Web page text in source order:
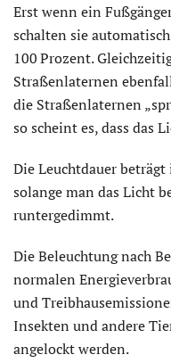
Erst wenn ein
schalten sie
100 Prozent.
Straßenlaternen
die Straßenlaternen
so scheint es, dass das
Die Leuchtdauer
solange man das Licht
runtergedimmt.
Die Beleuchtung nach
normalen
und
Insekten und andere
angelockt werden.